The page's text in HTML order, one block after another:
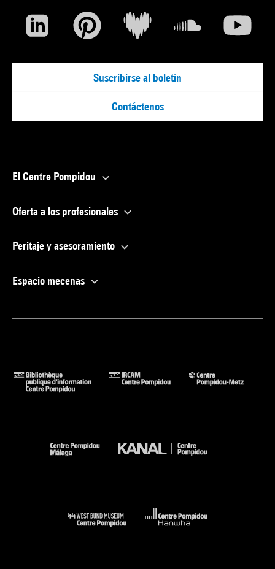
Suscribirse al boletín
Contáctenos
El Centre Pompidou
Oferta a los profesionales
Peritaje y asesoramiento
Espacio mecenas